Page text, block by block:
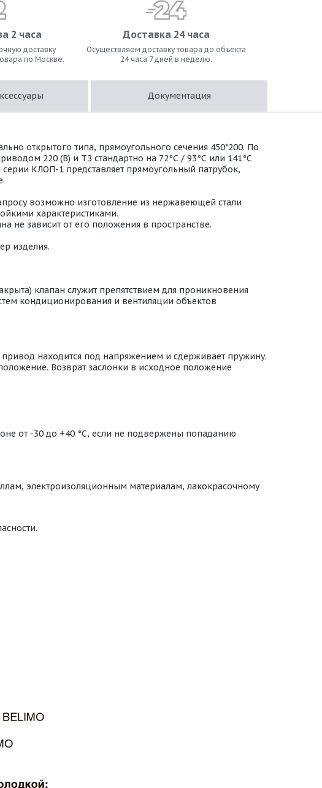
2 часа
доставку
по Москве.
Доставка 24 часа
Осуществляем доставку товара до объекта
24 часа 7 дней в неделю.
Документация
открытого типа, прямоугольного сечения 450*200. По
220 (В) и ТЗ стандартно на 72°С / 93°С или 141°С
КЛОП-1 представляет прямоугольный патрубок,
возможно изготовление из нержавеющей стали
характеристиками.
не зависит от его положения в пространстве.
изделия.
клапан служит препятствием для проникновения
кондиционирования и вентиляции объектов
находится под напряжением и сдерживает пружину.
Возврат заслонки в исходное положение
от -30 до +40 °С, если не подвержены попаданию
электроизоляционным материалам, лакокрасочному